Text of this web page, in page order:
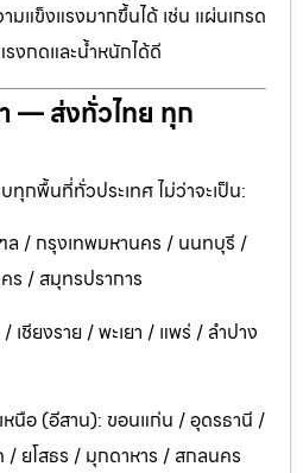
มแข็งแรงมากขึ้นได้ เช่น แผ่นเกรด
งกดและน้ำหนักได้ดี
— ส่งทั่วไทย ทุก
ทุกพื้นที่ทั่วประเทศ ไม่ว่าจะเป็น:
/ กรุงเทพมหานคร / นนทบุรี /
ร / สมุทรปราการ
เชียงราย / พะเยา / แพร่ / ลำปาง
หนือ (อีสาน): ขอนแก่น / อุดรธานี /
/ ยโสธร / มุกดาหาร / สกลนคร